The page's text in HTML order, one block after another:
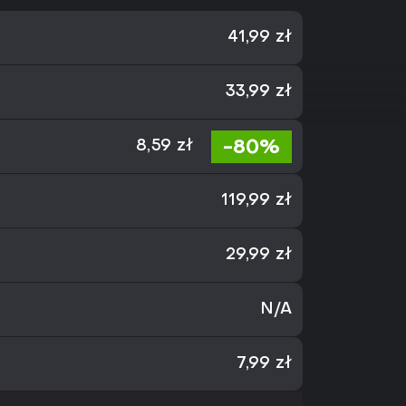
41,99 zł
33,99 zł
8,59 zł -80%
119,99 zł
29,99 zł
N/A
7,99 zł